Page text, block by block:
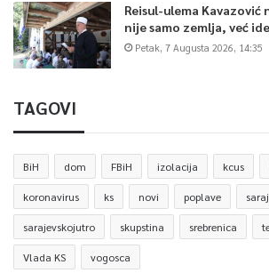
Reisul-ulema Kavazović
nije samo zemlja, već
Petak, 7 Augusta 2026, 14:35
TAGOVI
BiH dom FBiH izolacija kcus
koronavirus ks novi poplave
sarajevskojutro skupstina srebrenica
Vlada KS vogosca